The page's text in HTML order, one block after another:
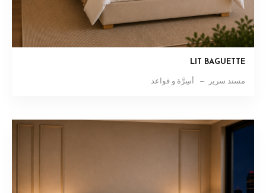
LIT BAGUETTE
أسِرَّة و قواعد مسند سرير